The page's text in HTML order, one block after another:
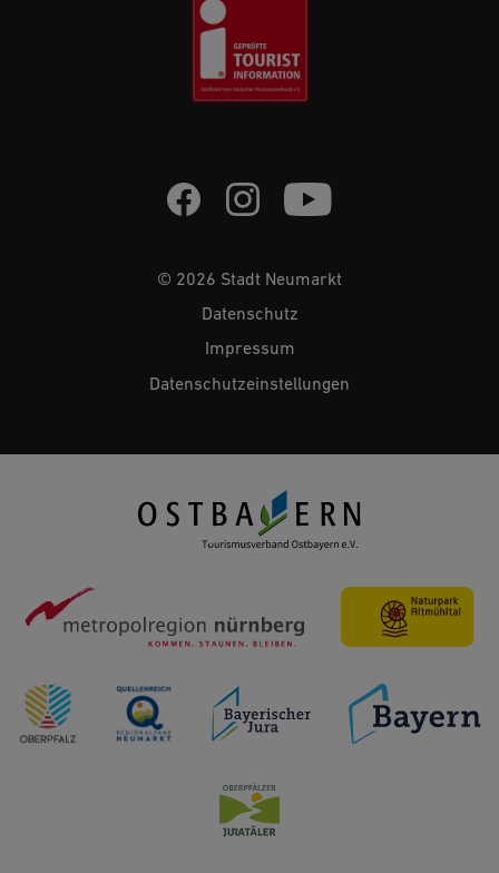
© 2026 Stadt Neumarkt
Datenschutz
Impressum
Datenschutzeinstellungen